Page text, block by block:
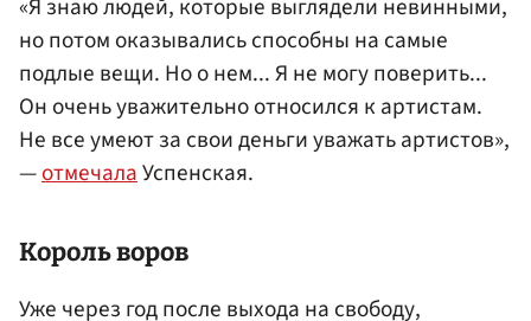
«Я знаю людей, которые выглядели невинными,
но потом оказывались способны на самые
подлые вещи. Но о нем... Я не могу поверить...
Он очень уважительно относился к артистам.
Не все умеют за свои деньги уважать артистов»,
—отмечалаУспенская.
Король воров
Уже через год после выхода на свободу,